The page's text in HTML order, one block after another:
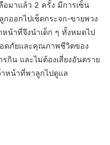
อมาแล้ว 2 ครั้ง มีการเซ็น
ออกไปเช็ดกระจก-ขายพวง
น้าที่จึงนำเด็ก ๆ ทั้งหมดไป
ดภัยและคุณภาพชีวิตของ
กิน และไม่ต้องเสี่ยงอันตราย
หน้าที่พาลูกไปดูแล